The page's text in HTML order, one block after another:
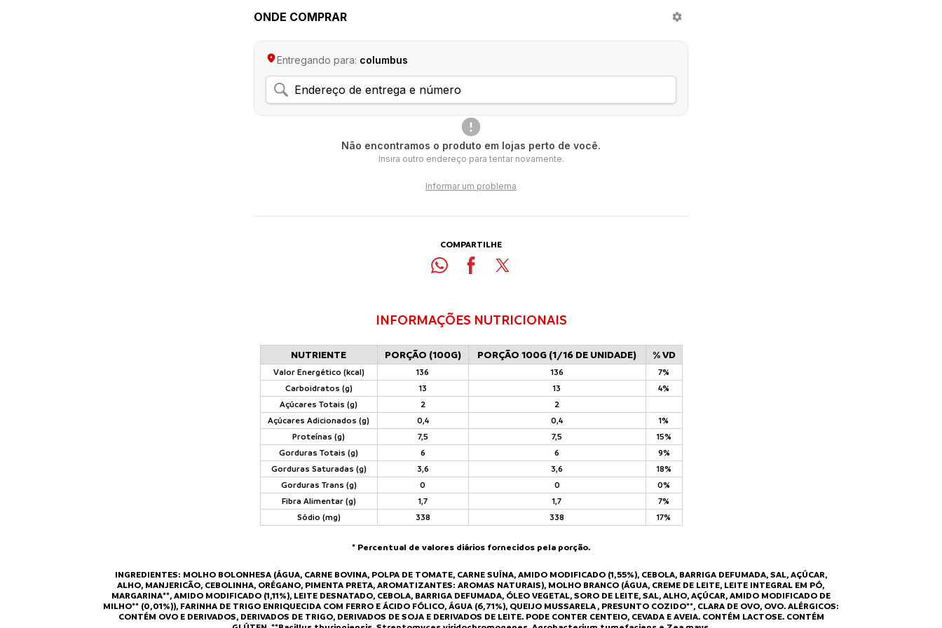
ONDE COMPRAR
Entregando para: columbus
Não encontramos o produto em lojas perto de você.
Insira outro endereço para tentar novamente.
Informar um problema
COMPARTILHE
INFORMAÇÕES NUTRICIONAIS
NUTRIENTE PORÇÃO (100G) PORÇÃO 100G (1/16 DE UNIDADE) % VD
Valor Energético (kcal) 136 136
7%
Carboidratos (g)
13 13
4%
Açúcares Totais (g)
2
2
Açúcares Adicionados (g)
0,4 0,4
1%
Proteínas (g)
7,5 7,5
15%
Gorduras Totais (g)
6 6
9%
Gorduras Saturadas (g)
3,6 3,6
18%
Gorduras Trans (g)
0 0
0%
Fibra Alimentar (g)
1,7 1,7
7%
Sódio (mg)
338 338 17%
* Percentual de valores diários fornecidos pela porção.
INGREDIENTES: MOLHO BOLONHESA (ÁGUA, CARNE BOVINA, POLPA DE TOMATE, CARNE SUÍNA, AMIDO MODIFICADO (1,55%), CEBOLA, BARRIGA DEFUMADA, SAL, AÇÚCAR,
ALHO, MANJERICÃO, CEBOLINHA, ORÉGANO, PIMENTA PRETA, AROMATIZANTES: AROMAS NATURAIS), MOLHO BRANCO (ÁGUA, CREME DE LEITE, LEITE INTEGRAL EM PÓ,
MARGARINA**, AMIDO MODIFICADO (1,11%), LEITE DESNATADO, CEBOLA, BARRIGA DEFUMADA, ÓLEO VEGETAL, SORO DE LEITE, SAL, ALHO, AÇÚCAR, AMIDO MODIFICADO DE
MILHO** (0,01%)), FARINHA DE TRIGO ENRIQUECIDA COM FERRO E ÁCIDO FÓLICO, ÁGUA (6,71%), QUEIJO MUSSARELA , PRESUNTO COZIDO**, CLARA DE OVO, OVO. ALÉRGICOS:
CONTÉM OVO E DERIVADOS, DERIVADOS DE TRIGO, DERIVADOS DE SOJA E DERIVADOS DE LEITE. PODE CONTER CENTEIO, CEVADA E AVEIA. CONTÉM LACTOSE. CONTÉM